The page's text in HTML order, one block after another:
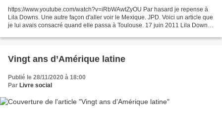
https://www.youtube.com/watch?v=iRbWAwtZyOU Par hasard je repense à
Lila Downs. Une autre façon d'aller voir le Mexique. JPD. Voici un article que
je lui avais consacré quand elle passa à Toulouse. 17 juin 2011 Lila Downs,
Vingt ans d’Amérique latine
Publié le 28/11/2020 à 18:00
Par Livre social